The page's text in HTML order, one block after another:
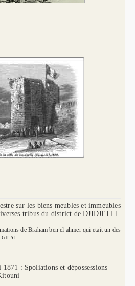
sur les biens meubles et immeubles
tribus du district de DJIDJELLI.
de Braham ben el ahmer qui etait un des
car si…
: Spoliations et dépossessions